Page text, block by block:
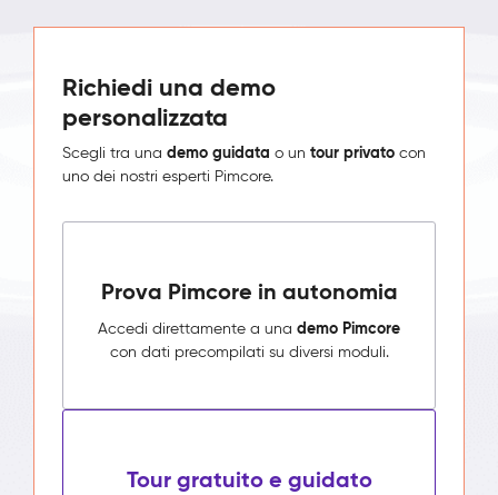
Richiedi una demo
personalizzata
Scegli tra una demo guidata o un tour privato con
uno dei nostri esperti Pimcore.
Prova Pimcore in autonomia
Accedi direttamente a una demo Pimcore
con dati precompilati su diversi moduli.
Tour gratuito e guidato